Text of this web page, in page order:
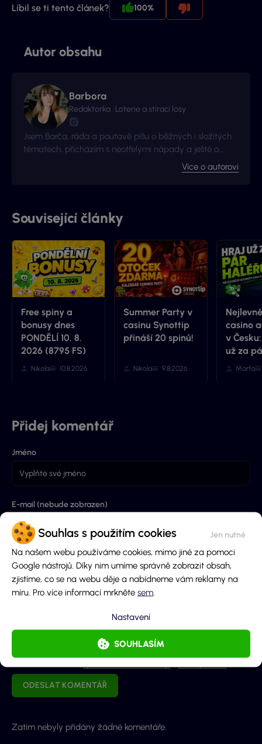
Souhlas s použitím cookies
Na našem webu používáme cookies, mimo jiné za pomoci
Google nástrojů. Díky nim umíme správně zobrazit obsah,
zjistíme, co se na webu děje a nabídneme vám reklamy na
míru. Pro více informací mrkněte sem
SOUHLASÍM
Nastavení
Líbil se ti tento článek? 100%
Autor obsahu
Barbora
Redaktorka · Loterie a stírací losy
Jsem Barča, ráda a poutavě píšu o běžných i složitých
tématech, přicházím s neotřelými nápady a ještě o
kousek radši se zlepšuji a získávám nové zkušenosti. I to
je důvod proč jsme s Vyhraj.cz navázali kontakt -
Více o autorovi
Související články
Free spiny a
bonusy dnes
PONDĚLÍ 10. 8.
2026 (8795 FS)
Nikola 10.8.2026
Summer Party v
casinu Synottip
přináší 20 spinů!
Nikola 9.8.2026
casino
v
už za
Marťa
Přidej komentář
Jméno
E-mail (nebude zobrazen)
Obsah komentáře
ODESLAT KOMENTÁŘ
Zatím nebyly přidány žádné komentáře.